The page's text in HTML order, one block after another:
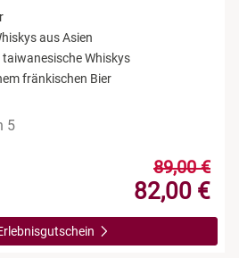
aus Asien
Whiskys
fränkischen Bier
5
89,00 €
82,00 €